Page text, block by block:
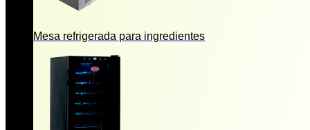
Mesa refrigerada para ingredientes